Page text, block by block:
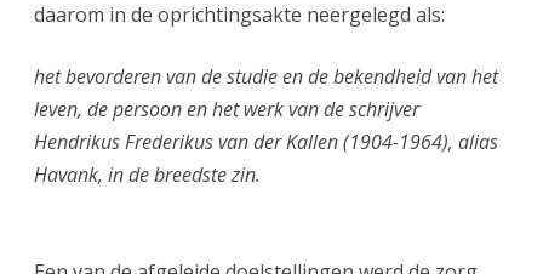
daarom in de oprichtingsakte neergelegd als:
het bevorderen van de studie en de bekendheid van het
leven, de persoon en het werk van de schrijver
Hendrikus Frederikus van der Kallen (1904-1964), alias
Havank, in de breedste zin.